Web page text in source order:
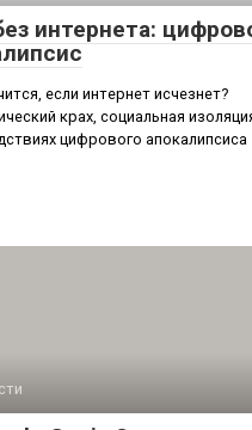
интернета:
если интернет исчезнет?
крах, социальная
цифрового апокалипсиса